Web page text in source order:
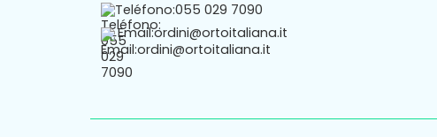
Teléfono:055 029 7090
Email:ordini@ortoitaliana.it